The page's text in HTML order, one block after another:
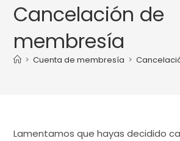
Cancelación de
membresía
> Cuenta de membresía >
Lamentamos que hayas decidido